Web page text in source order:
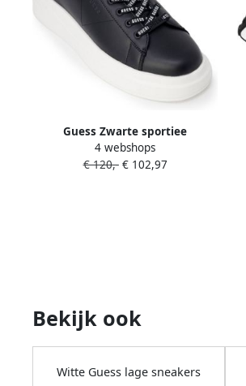
Guess Zwarte sportiee
synthetische sneakers oor heren
Black Heren
4 webshops
€ 120,-€ 102,97
Bekijk ook
Witte Guess lage sneakers